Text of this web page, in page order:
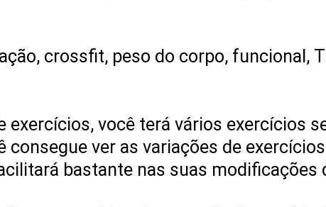
crossfit, peso do corpo, funcional,
exercícios, você terá vários exercícios
ver as variações de
bastante nas suas modificações